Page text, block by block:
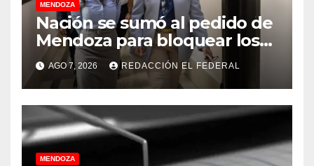
MENDOZA
Nación se sumó al pedido de
Mendoza para bloquear los
celulares en las cárceles de
la provincia
AGO 7, 2026 REDACCIÓN EL FEDERAL
MENDOZA